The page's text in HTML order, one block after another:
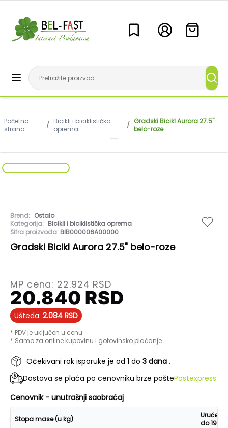
Početna
strana
/ Bicikli i biciklistička
oprema
/ Gradski Bicikl Aurora 27.5"
belo-roze
Brend: Ostalo
Kategorija: Bicikli i biciklistička oprema
Šifra proizvoda: BIB000006A00000
Gradski Bicikl Aurora 27.5" belo-roze
MP cena: 22.924 RSD
20.840 RSD
Ušteda: 2.084 RSD
* PDV je uključen u cenu
* Samo za online kupovinu i gotovinsko plaćanje
Očekivani rok isporuke je od 1 do 3 dana .
Dostava se plaća po cenovniku brze poštePostexpress.
Cenovnik - unutrašnji saobraćaj
Stopa mase (u kg)
Uručenje
do 19h